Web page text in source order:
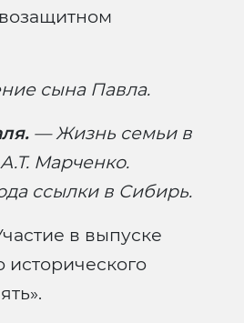
сына Павла.
— Жизнь семьи в
Марченко.
ссылки в Сибирь.
в выпуске
исторического